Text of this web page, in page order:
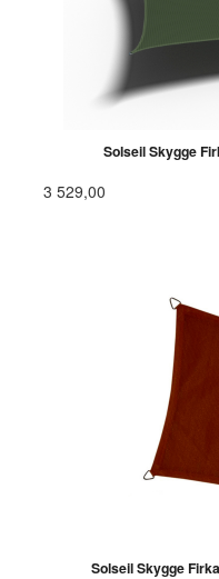
Solseil Skygge
3 529,00
Solseil Skygge